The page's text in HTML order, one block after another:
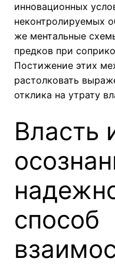
инновационных
неконтролируемых
же ментальные
предков при
Постижение этих
растолковать
отклика на утрату
Власть
способ